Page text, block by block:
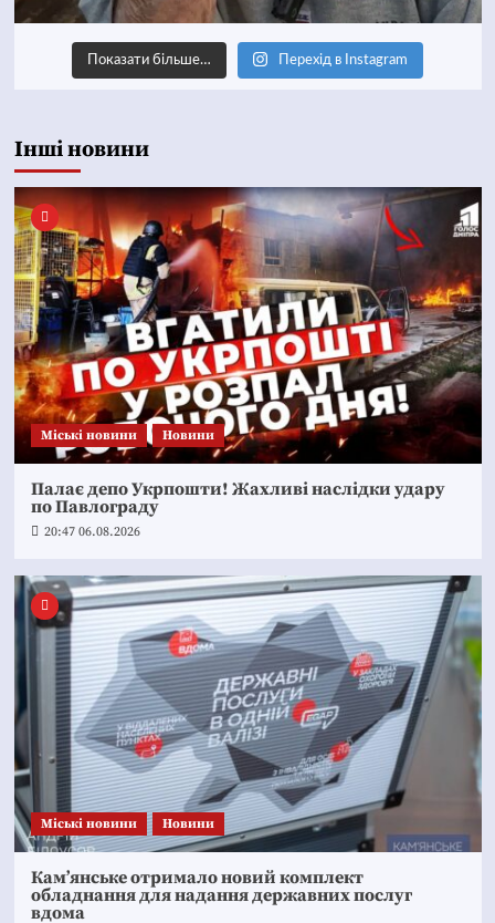
Показати більше… Перехід в Instagram
Інші новини
Mіські новини Новини
Палає депо Укрпошти! Жахливі наслідки удару
по Павлограду
20:47 06.08.2026
Mіські новини Новини
Кам’янське отримало новий комплект
обладнання для надання державних послуг
вдома